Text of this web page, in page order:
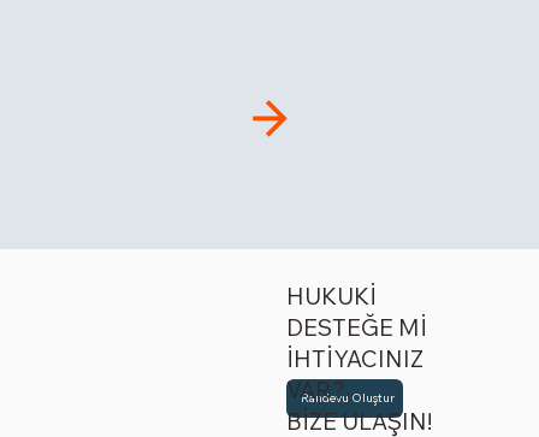
Randevu Oluştur
HUKUKİ
DESTEĞE Mİ
İHTİYACINIZ
VAR?
BİZE ULAŞIN!